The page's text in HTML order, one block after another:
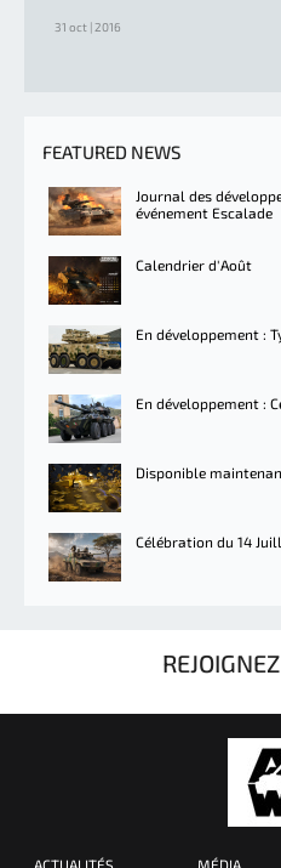
31 oct | 2016
FEATURED NEWS
Journal des
événement Escalade
Calendrier d'Août
En développement :
En développement :
Disponible
Célébration du 14
ACTUALITÉS MÉDIA